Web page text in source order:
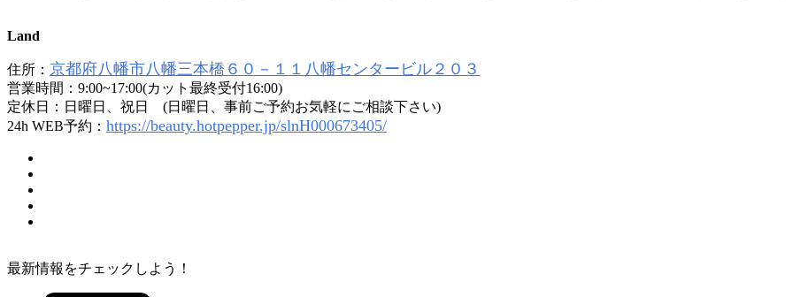
Land
住所： 京都府八幡市八幡三本橋６０－１１八幡センタービル２０３
営業時間：9:00~17:00(カット最終受付16:00)
定休日：日曜日、祝日 (日曜日、事前ご予約お気軽にご相談下さい)
24h WEB予約： https://beauty.hotpepper.jp/slnH000673405/
最新情報をチェックしよう！